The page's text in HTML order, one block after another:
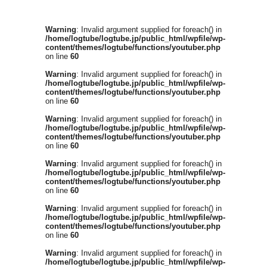
Warning: Invalid argument supplied for foreach() in
/home/logtube/logtube.jp/public_html/wpfile/wp-
content/themes/logtube/functions/youtuber.php
on line 60
Warning: Invalid argument supplied for foreach() in
/home/logtube/logtube.jp/public_html/wpfile/wp-
content/themes/logtube/functions/youtuber.php
on line 60
Warning: Invalid argument supplied for foreach() in
/home/logtube/logtube.jp/public_html/wpfile/wp-
content/themes/logtube/functions/youtuber.php
on line 60
Warning: Invalid argument supplied for foreach() in
/home/logtube/logtube.jp/public_html/wpfile/wp-
content/themes/logtube/functions/youtuber.php
on line 60
Warning: Invalid argument supplied for foreach() in
/home/logtube/logtube.jp/public_html/wpfile/wp-
content/themes/logtube/functions/youtuber.php
on line 60
Warning: Invalid argument supplied for foreach() in
/home/logtube/logtube.jp/public_html/wpfile/wp-